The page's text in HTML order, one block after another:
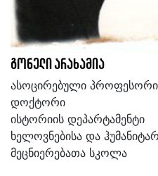
გონელი არახამია
ასოცირებული პროფესორი
დოქტორი
ისტორიის დეპარტამენტი
ხელოვნებისა და
მეცნიერებათა სკოლა